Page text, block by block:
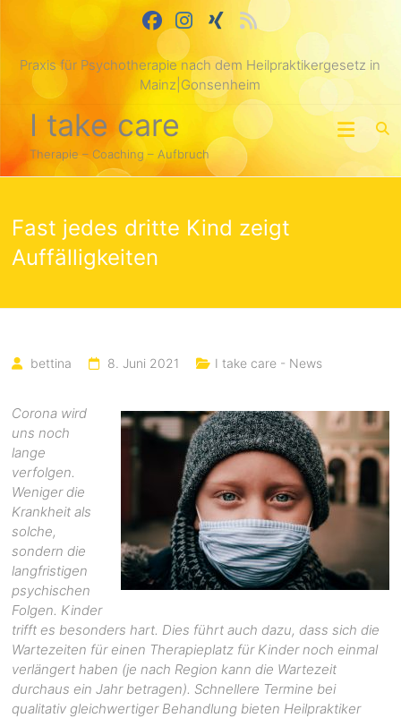
Praxis für Psychotherapie nach dem Heilpraktikergesetz in
Mainz|Gonsenheim
I take care
Therapie – Coaching – Aufbruch
Fast jedes dritte Kind zeigt
Auffälligkeiten
bettina 8. Juni 2021 I take care - News
Corona wird
uns noch
lange
verfolgen.
Weniger die
Krankheit als
solche,
sondern die
langfristigen
psychischen
Folgen. Kinder
trifft es besonders hart. Dies führt auch dazu, dass sich die
Wartezeiten für einen Therapieplatz für Kinder noch einmal
verlängert haben (je nach Region kann die Wartezeit
durchaus ein Jahr betragen). Schnellere Termine bei
qualitativ gleichwertiger Behandlung bieten Heilpraktiker